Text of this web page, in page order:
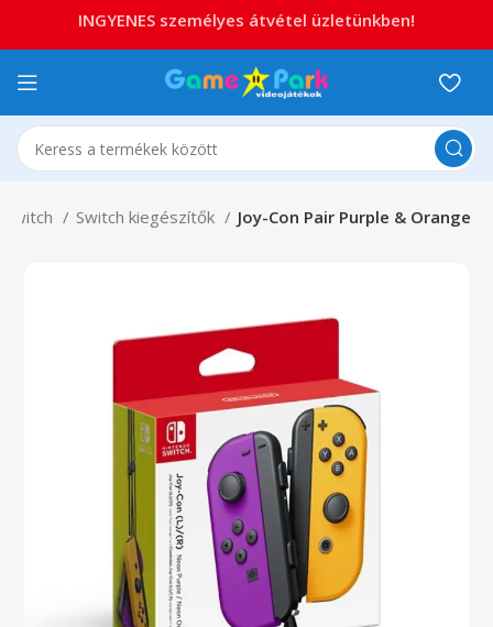
Switch kiegészítők Joy-Con Pair Purple & Orange
INGYENES személyes átvétel üzletünkben!